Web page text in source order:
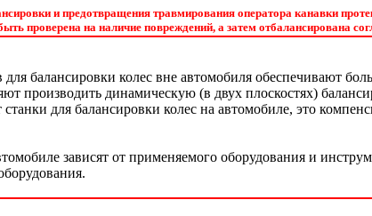
и предотвращения травмирования оператора канавки
проверена на наличие повреждений, а затем отбалансирована
балансировки колес вне автомобиля обеспечивают
производить динамическую (в двух плоскостях)
для балансировки колес на автомобиле, это
зависят от применяемого оборудования и